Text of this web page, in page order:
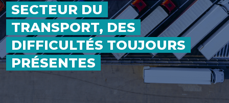
SECTEUR DU
TRANSPORT, DES
DIFFICULTÉS TOUJOURS
PRÉSENTES